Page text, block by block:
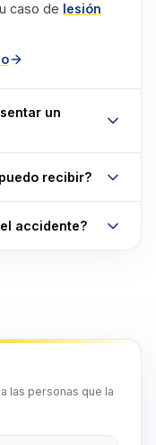
caso de lesión
un
recibir?
accidente?
las personas que la